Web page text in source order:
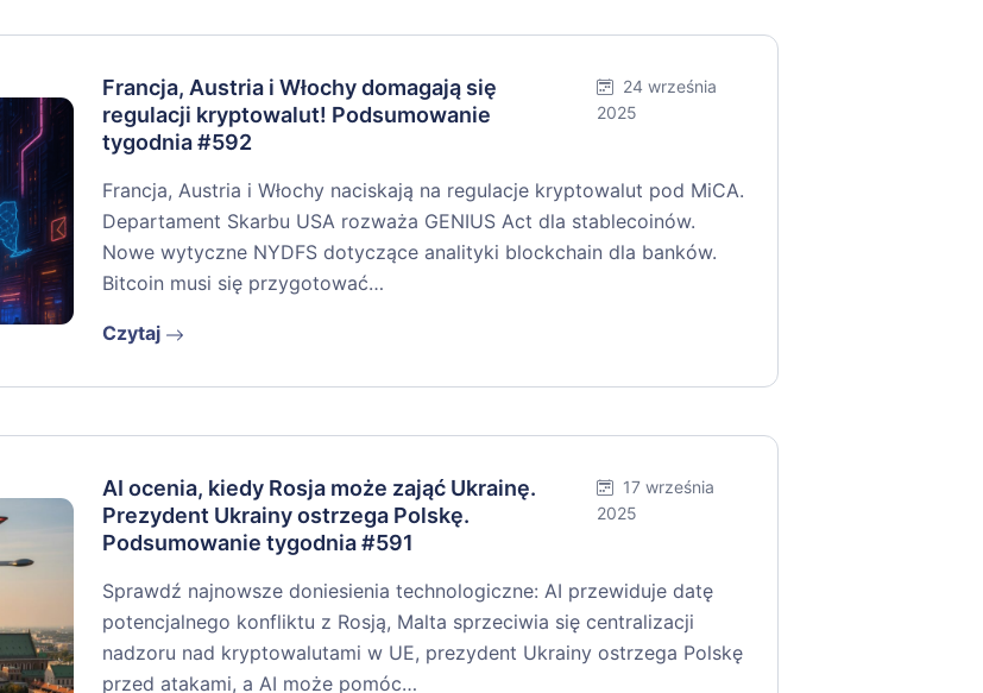
Francja, Austria i Włochy domagają się
regulacji kryptowalut! Podsumowanie
tygodnia #592
24 września
2025
Francja, Austria i Włochy naciskają na regulacje kryptowalut pod MiCA.
Departament Skarbu USA rozważa GENIUS Act dla stablecoinów.
Nowe wytyczne NYDFS dotyczące analityki blockchain dla banków.
Bitcoin musi się przygotować…
Czytaj
AI ocenia, kiedy Rosja może zająć Ukrainę.
Prezydent Ukrainy ostrzega Polskę.
Podsumowanie tygodnia #591
17 września
2025
Sprawdź najnowsze doniesienia technologiczne: AI przewiduje datę
potencjalnego konfliktu z Rosją, Malta sprzeciwia się centralizacji
nadzoru nad kryptowalutami w UE, prezydent Ukrainy ostrzega Polskę
przed atakami, a AI może pomóc…